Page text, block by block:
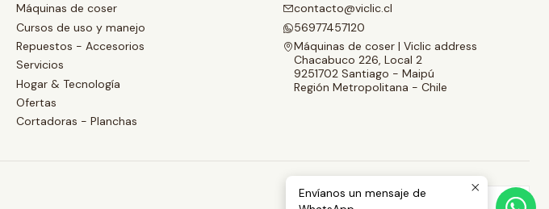
Máquinas de coser
Cursos de uso y manejo
Repuestos - Accesorios
Servicios
Hogar & Tecnología
Ofertas
Cortadoras - Planchas
contacto@viclic.cl
56977457120
Máquinas de coser | Viclic address
Chacabuco 226, Local 2
9251702 Santiago - Maipú
Región Metropolitana - Chile
Envíanos un mensaje de